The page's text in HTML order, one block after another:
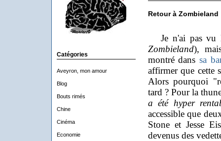
Catégories
Aveyron, mon amour
Blog
Bouts rimés
Chine
Cinéma
Economie
Retour à Zombieland
Je n'ai pas vu
Zombieland),
montré danssa
affirmer que cette
Alors pourquoi
tard ? Pour la
a été hyper
accessible que
Stone et Jesse
devenus des